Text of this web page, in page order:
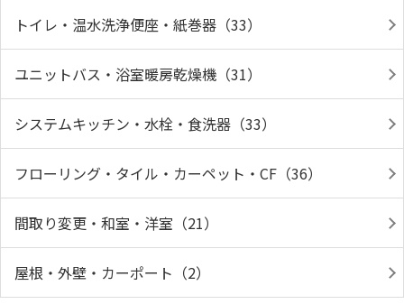
トイレ・温水洗浄便座・紙巻器（33）
ユニットバス・浴室暖房乾燥機（31）
システムキッチン・水栓・食洗器（33）
フローリング・タイル・カーペット・CF（36）
間取り変更・和室・洋室（21）
屋根・外壁・カーポート（2）